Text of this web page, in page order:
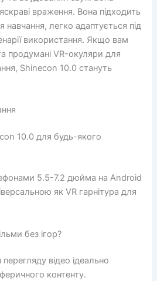
враження. Вона підходить
навчання, легко адаптується під
використання. Якщо вам
продумані VR-окуляри для
Shinecon 10.0 стануть
10.0 для будь-якого
5.5-7.2 дюйма на Android
як VR гарнітура для
без ігор?
відео ідеально
контенту.